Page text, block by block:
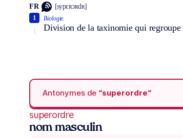
FR [sypɛʀɔʀdʀ]
Biologie.
Division de la taxinomie qui
1
Antonymes de “superordre“
superordre
nom masculin